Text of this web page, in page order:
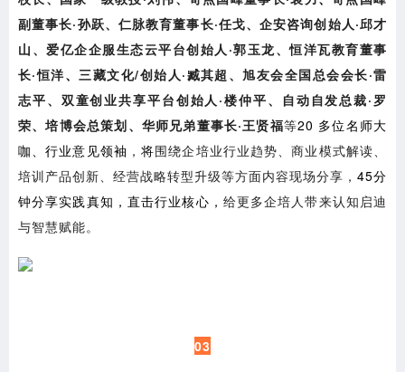
副董事长·孙跃、仁脉教育董事长·任戈、企安咨询创始人·邱才
山、爱亿企企服生态云平台创始人·郭玉龙、恒洋瓦教育董事
长·恒洋、三藏文化/创始人·臧其超、旭友会全国总会会长·雷
志平、双童创业共享平台创始人·楼仲平、自动自发总裁·罗
荣、培博会总策划、华师兄弟董事长·王贤福等20 多位名师大
咖、行业意见领袖 ，将围绕企培业行业趋势、商业模式解读、
培训产品创新、经营战略转型升级等方面内容现场分享， 45分
钟分享实践真知，直击行业核心， 给更多企培人带来认知启迪
与智慧赋能。
03